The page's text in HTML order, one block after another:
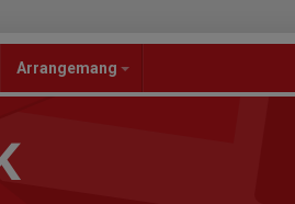
Arrangemang